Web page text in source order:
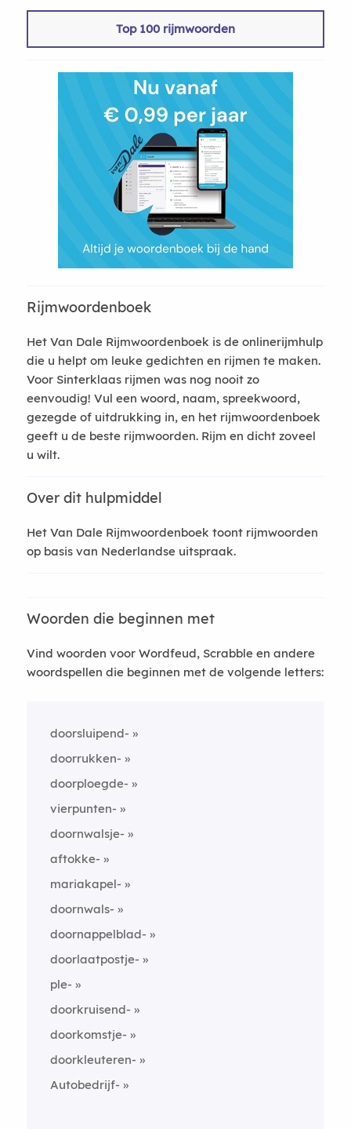
Top 100 rijmwoorden
Rijmwoordenboek
Het Van Dale Rijmwoordenboek is de onlinerijmhulp
die u helpt om leuke gedichten en rijmen te maken.
Voor Sinterklaas rijmen was nog nooit zo
eenvoudig! Vul een woord, naam, spreekwoord,
gezegde of uitdrukking in, en het rijmwoordenboek
geeft u de beste rijmwoorden. Rijm en dicht zoveel
u wilt.
Over dit hulpmiddel
Het Van Dale Rijmwoordenboek toont rijmwoorden
op basis van Nederlandse uitspraak.
Woorden die beginnen met
Vind woorden voor Wordfeud, Scrabble en andere
woordspellen die beginnen met de volgende letters:
doorsluipend-
doorrukken-
doorploegde-
vierpunten-
doornwalsje-
aftokke-
mariakapel-
doornwals-
doornappelblad-
doorlaatpostje-
ple-
doorkruisend-
doorkomstje-
doorkleuteren-
Autobedrijf-